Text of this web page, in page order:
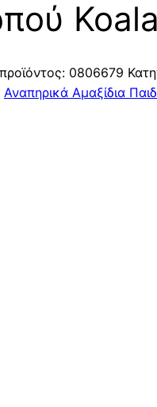
0806679
Αναπηρικά Αμαξίδια